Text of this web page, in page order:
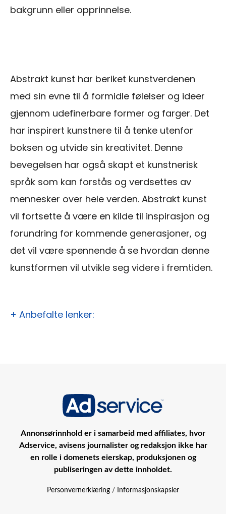
bakgrunn eller opprinnelse.
Abstrakt kunst har beriket kunstverdenen
med sin evne til å formidle følelser og ideer
gjennom udefinerbare former og farger. Det
har inspirert kunstnere til å tenke utenfor
boksen og utvide sin kreativitet. Denne
bevegelsen har også skapt et kunstnerisk
språk som kan forstås og verdsettes av
mennesker over hele verden. Abstrakt kunst
vil fortsette å være en kilde til inspirasjon og
forundring for kommende generasjoner, og
det vil være spennende å se hvordan denne
kunstformen vil utvikle seg videre i fremtiden.
+ Anbefalte lenker:
Annonsørinnhold er i samarbeid med affiliates, hvor
Adservice, avisens journalister og redaksjon ikke har
en rolle i domenets eierskap, produksjonen og
publiseringen av dette innholdet.
Personvernerklæring / Informasjonskapsler